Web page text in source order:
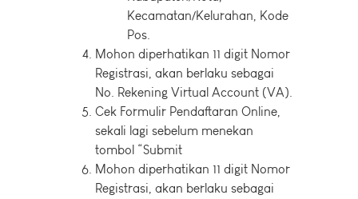
Kecamatan/Kelurahan, Kode
Pos.
Mohon diperhatikan 11 digit Nomor
Registrasi, akan berlaku sebagai
No. Rekening Virtual Account (VA).
Cek Formulir Pendaftaran Online,
sekali lagi sebelum menekan
tombol “Submit
Mohon diperhatikan 11 digit Nomor
Registrasi, akan berlaku sebagai